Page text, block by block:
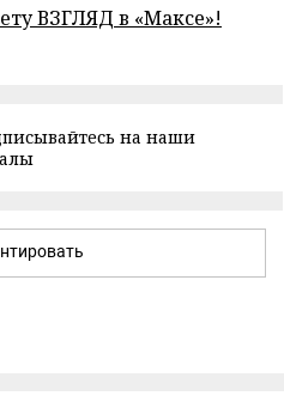
ВЗГЛЯД в «Максе»!
на наши